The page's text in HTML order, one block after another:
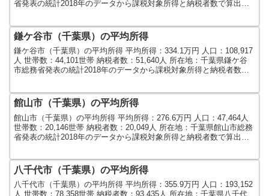
省発表の統計2018年のデータから課税対象所得と納税者数で算出し
鎌ケ谷市（千葉県）の平均所得
鎌ケ谷市（千葉県）の平均所得 平均所得：334.1万円 人口：108,917
人 世帯数：44,101世帯 納税者数：51,640人 所在地：千葉県鎌ケ谷
市総務省発表の統計2018年のデータから課税対象所得と納税者数で
館山市（千葉県）の平均所得
館山市（千葉県）の平均所得 平均所得：276.6万円 人口：47,464人
世帯数：20,146世帯 納税者数：20,049人 所在地：千葉県館山市総務
省発表の統計2018年のデータから課税対象所得と納税者数で算出し
八千代市（千葉県）の平均所得
八千代市（千葉県）の平均所得 平均所得：355.9万円 人口：193,152
人 世帯数：78,358世帯 納税者数：93,435人 所在地：千葉県八千代